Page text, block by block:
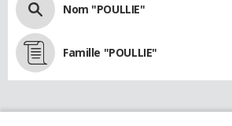
Nom "POULLIE"
Famille "POULLIE"